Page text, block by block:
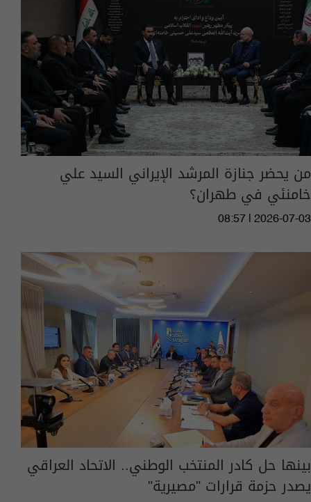
من يحضر جنازة المرشد الإيراني السيد علي
خامنئي في طهران؟
08:57 | 2026-07-03
بينها حل كادر المنتخب الوطني.. الاتحاد العراقي
يصدر حزمة قرارات "مصيرية"